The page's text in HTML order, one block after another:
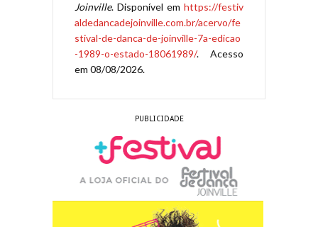
Joinville. Disponível em https://festiv
aldedancadejoinville.com.br/acervo/fe
stival-de-danca-de-joinville-7a-edicao
-1989-o-estado-18061989/. Acesso
em 08/08/2026.
PUBLICIDADE